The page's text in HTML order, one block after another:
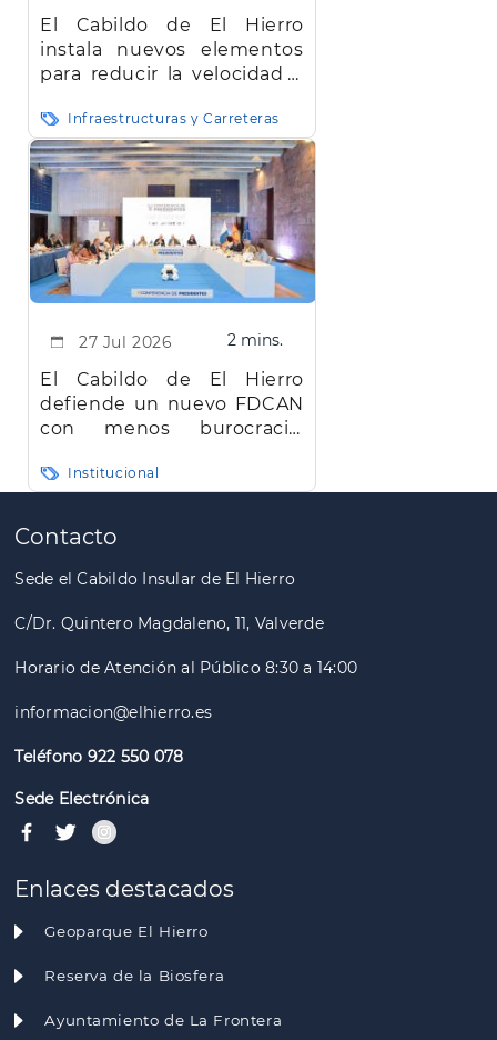
El Cabildo de El Hierro
instala nuevos elementos
para reducir la velocidad y
la red insular
Infraestructuras y Carreteras
27 Jul 2026 2 mins.
El Cabildo de El Hierro
defiende un nuevo FDCAN
con menos burocracia,
Institucional
Paginación
Contacto
Sede el Cabildo Insular de El Hierro
C/Dr. Quintero Magdaleno, 11, Valverde
Horario de Atención al Público 8:30 a 14:00
informacion@elhierro.es
Teléfono 922 550 078
Sede Electrónica
Enlaces destacados
Geoparque El Hierro
Reserva de la Biosfera
Ayuntamiento de La Frontera